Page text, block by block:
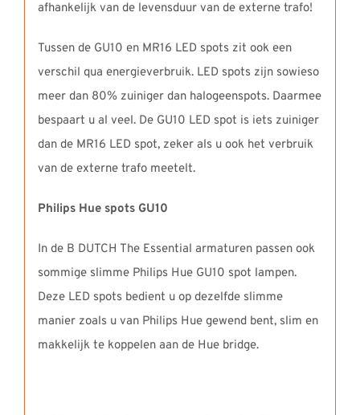
afhankelijk van de levensduur van de externe trafo!
Tussen de GU10 en MR16 LED spots zit ook een
verschil qua energieverbruik. LED spots zijn sowieso
meer dan 80% zuiniger dan halogeenspots. Daarmee
bespaart u al veel. De GU10 LED spot is iets zuiniger
dan de MR16 LED spot, zeker als u ook het verbruik
van de externe trafo meetelt.
Philips Hue spots GU10
In de B DUTCH The Essential armaturen passen ook
sommige slimme Philips Hue GU10 spot lampen.
Deze LED spots bedient u op dezelfde slimme
manier zoals u van Philips Hue gewend bent, slim en
makkelijk te koppelen aan de Hue bridge.